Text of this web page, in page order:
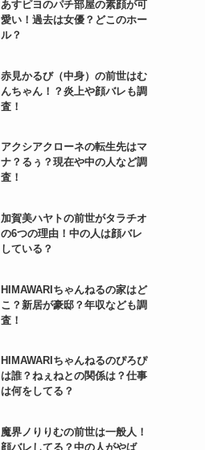
あすピヨのパチ部屋の素顔が可
愛い！過去は女優？どこのホー
ル？
赤見かるび（中身）の前世はむ
んちゃん！？炎上や顔バレも調
査！
アクシアクローネの転生先はマ
ナ？るぅ？現在や中の人など調
査！
加賀美ハヤトの前世がタラチオ
の6つの理由！中の人は顔バレ
している？
HIMAWARIちゃんねるの家はど
こ？新居が豪邸？年収なども調
査！
HIMAWARIちゃんねるのぴろぴ
は誰？ねぇねとの関係は？仕事
は何をしてる？
魔界ノりりむの前世は一般人！
顔バレしてる？中の人がやば